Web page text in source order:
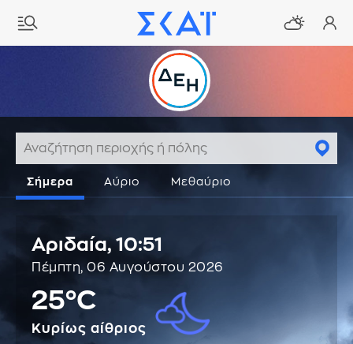
Σήμερα Αύριο Μεθαύριο
Αριδαία, 10:51
Πέμπτη, 06 Αυγούστου 2026
25°C
Κυρίως αίθριος